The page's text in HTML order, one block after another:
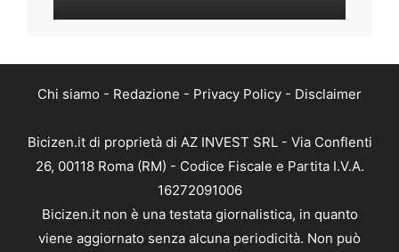
Chi siamo - Redazione - Privacy Policy - Disclaimer
Bicizen.it di proprietà di AZ INVEST SRL - Via Conflenti
26, 00118 Roma (RM) - Codice Fiscale e Partita I.V.A.
16272091006
Bicizen.it non è una testata giornalistica, in quanto
viene aggiornato senza alcuna periodicità. Non può